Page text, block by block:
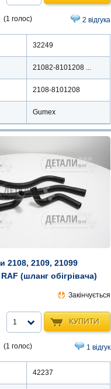
(1 голос) 2 відгука
32249
21082-8101208 ...
2108-8101208
Gumex
2108, 2109, 21099
(шланг обігрівача)
Закінчується
КУПИТИ
1
(1 голос) 1 відгук
42237